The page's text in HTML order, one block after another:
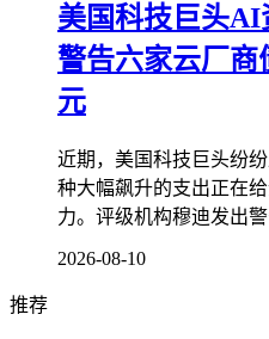
美国科技巨头
警告六家云厂商
元
近期，美国科技巨头纷
种大幅飙升的支出正在
力。评级机构穆迪发出
2026-08-10
推荐